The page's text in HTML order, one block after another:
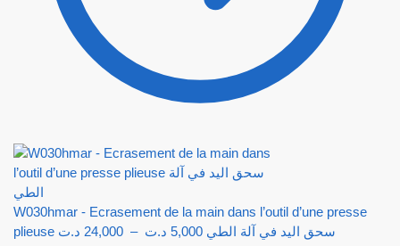
W030hmar - Ecrasement de la main dans l’outil d’une presse
plieuse سحق اليد في آلة الطي 5,000 د.ت –
24,000 د.ت